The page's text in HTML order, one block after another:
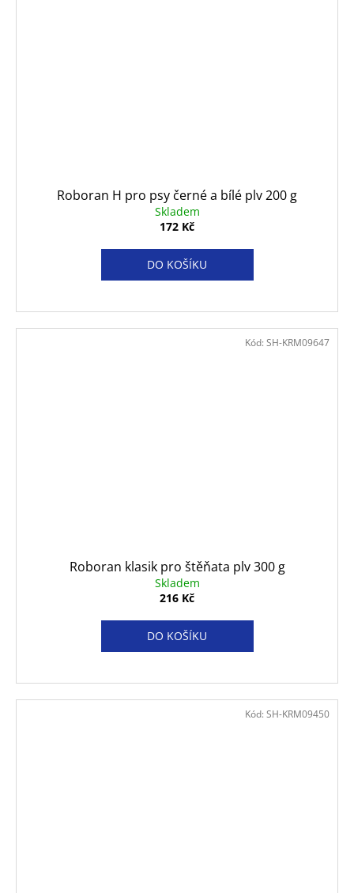
Roboran H pro psy černé a bílé plv 200 g
Skladem
172 Kč
DO KOŠÍKU
Roboran klasik pro štěňata plv 300 g
Skladem
216 Kč
DO KOŠÍKU
Kód: SH-KRM09647
Kód: SH-KRM09450